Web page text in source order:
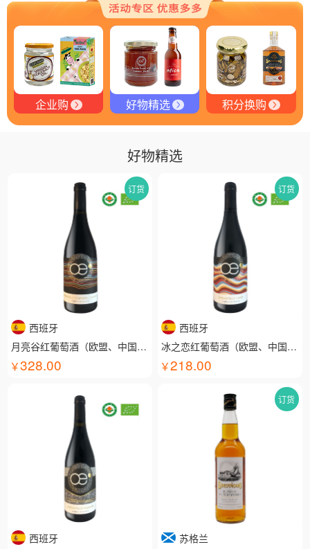
品味卓越，OE 中欧有机双认证红酒的独特魅力
品味拉克索威斯威士忌，邂逅独特酒韵
企业购 好物精选 积分换购
好物精选
订货
西班牙
月亮谷红葡萄酒（欧盟、中国有机认证）
328.00
订货
西班牙
冰之恋红葡萄酒（欧盟、中国有机认证）
218.00
西班牙
订货
苏格兰